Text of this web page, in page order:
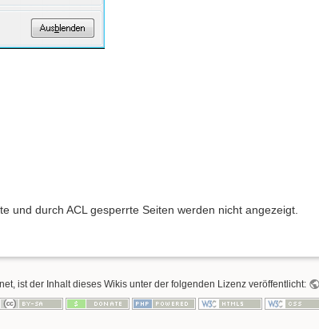
und durch ACL gesperrte Seiten werden nicht angezeigt.
ist der Inhalt dieses Wikis unter der folgenden Lizenz veröffentlicht: